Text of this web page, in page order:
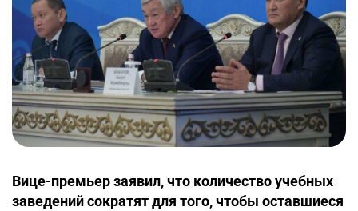
Вице-премьер заявил, что количество учебных
заведений сократят для того, чтобы оставшиеся